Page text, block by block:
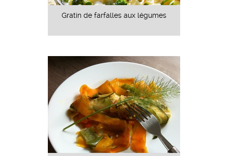
Gratin de farfalles aux légumes